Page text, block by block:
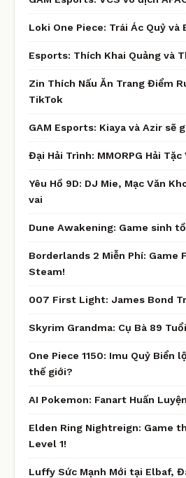
Loki One Piece: Trái Ác Quỷ và
Esports: Thích Khai Quảng và
Zin Thích Nấu Ăn Trang Điểm
TikTok
GAM Esports: Kiaya và Azir sẽ
Đại Hải Trình: MMORPG Hải
Yêu Hồ 9D: DJ Mie, Mạc Văn
vai
Dune Awakening: Game sinh
Borderlands 2 Miễn Phí: Game
Steam!
007 First Light: James Bond
Skyrim Grandma: Cụ Bà 89
One Piece 1150: Imu Quỷ Biển
thế giới?
AI Pokemon: Fanart Huấn
Elden Ring Nightreign: Game
Level 1!
Luffy Sức Mạnh Mới tại Elbaf,